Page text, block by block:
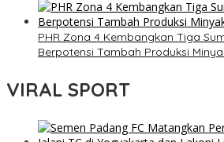
PHR Zona 4 Kembangkan Tiga
Berpotensi Tambah Produksi
VIRAL SPORT